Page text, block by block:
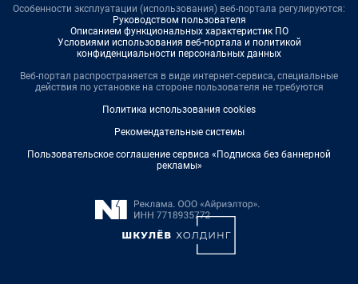
Особенности эксплуатации (использования) веб-портала регулируются:
Руководством пользователя
Описанием функциональных характеристик ПО
Условиями использования веб-портала и политикой
конфиденциальности персональных данных
Веб-портал распространяется в виде интернет-сервиса, специальные
действия по установке на стороне пользователя не требуются
Политика использования cookies
Рекомендательные системы
Пользовательское соглашение сервиса «Подписка без баннерной
рекламы»